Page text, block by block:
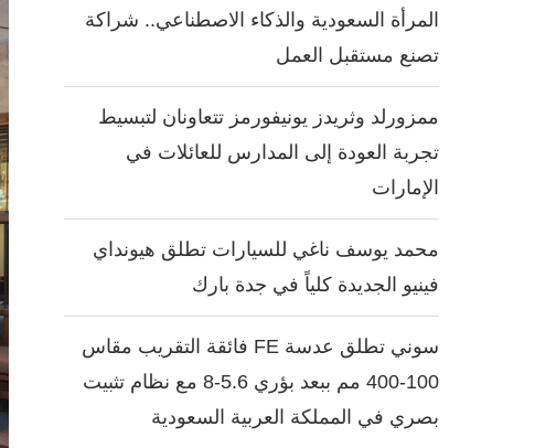
المرأة السعودية والذكاء الاصطناعي.. شراكة
تصنع مستقبل العمل
ممزورلد وثريدز يونيفورمز تتعاونان لتبسيط
تجربة العودة إلى المدارس للعائلات في
الإمارات
محمد يوسف ناغي للسيارات تطلق هيونداي
فينيو الجديدة كلياً في جدة بارك
سوني تطلق عدسة FE فائقة التقريب مقاس
100-400 مم ببعد بؤري 5.6-8 مع نظام تثبيت
بصري في المملكة العربية السعودية